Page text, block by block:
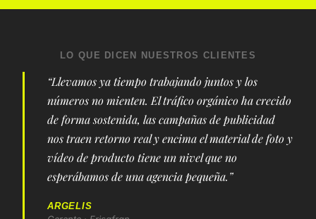
LO QUE DICEN NUESTROS CLIENTES
Llevamos ya tiempo trabajando juntos y los
números no mienten. El tráfico orgánico ha crecido
de forma sostenida, las campañas de publicidad
nos traen retorno real y encima el material de foto y
vídeo de producto tiene un nivel que no
esperábamos de una agencia pequeña.
ARGELIS